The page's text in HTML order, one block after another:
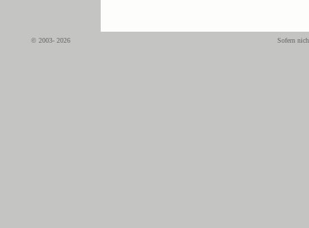
© 2003- 2026 Sofern